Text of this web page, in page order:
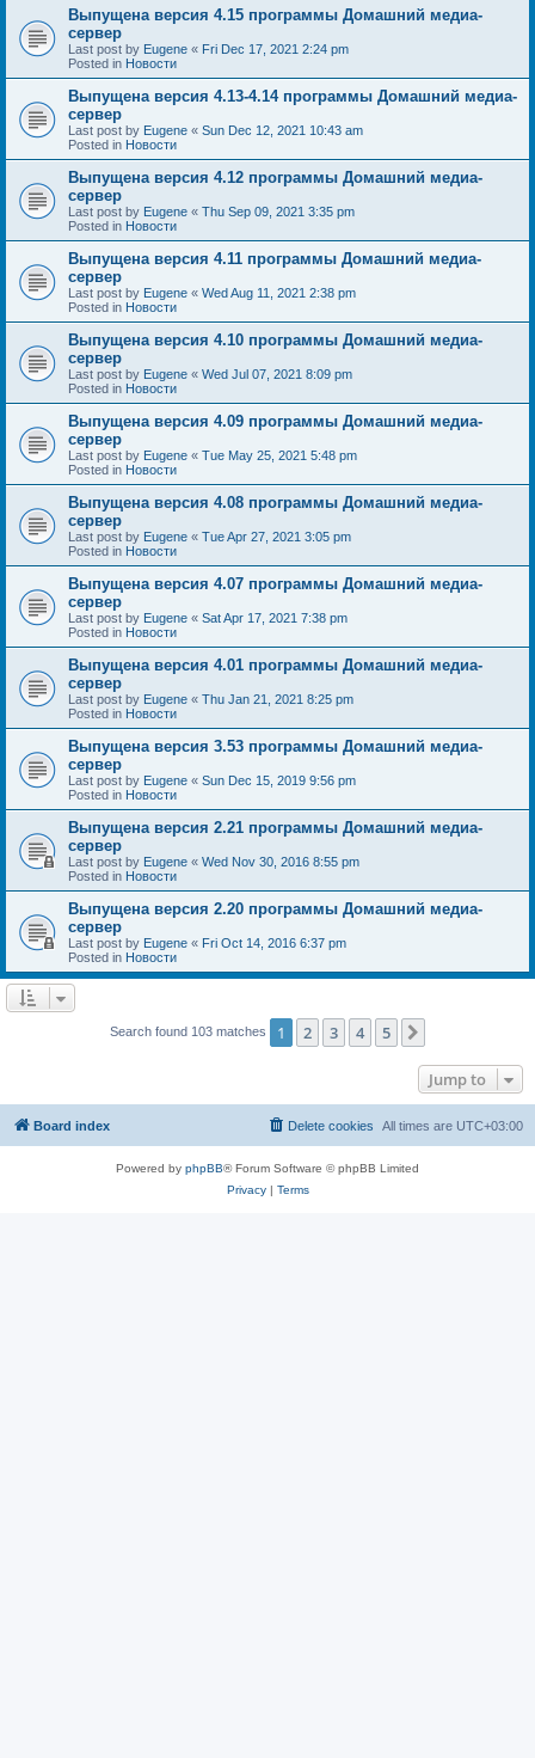
Выпущена версия 4.15 программы Домашний медиа-
сервер
Last post by Eugene « Fri Dec 17, 2021 2:24 pm
Posted in Новости
Выпущена версия 4.13-4.14 программы Домашний медиа-
сервер
Last post by Eugene « Sun Dec 12, 2021 10:43 am
Posted in Новости
Выпущена версия 4.12 программы Домашний медиа-
сервер
Last post by Eugene « Thu Sep 09, 2021 3:35 pm
Posted in Новости
Выпущена версия 4.11 программы Домашний медиа-
сервер
Last post by Eugene « Wed Aug 11, 2021 2:38 pm
Posted in Новости
Выпущена версия 4.10 программы Домашний медиа-
сервер
Last post by Eugene « Wed Jul 07, 2021 8:09 pm
Posted in Новости
Выпущена версия 4.09 программы Домашний медиа-
сервер
Last post by Eugene « Tue May 25, 2021 5:48 pm
Posted in Новости
Выпущена версия 4.08 программы Домашний медиа-
сервер
Last post by Eugene « Tue Apr 27, 2021 3:05 pm
Posted in Новости
Выпущена версия 4.07 программы Домашний медиа-
сервер
Last post by Eugene « Sat Apr 17, 2021 7:38 pm
Posted in Новости
Выпущена версия 4.01 программы Домашний медиа-
сервер
Last post by Eugene « Thu Jan 21, 2021 8:25 pm
Posted in Новости
Выпущена версия 3.53 программы Домашний медиа-
сервер
Last post by Eugene « Sun Dec 15, 2019 9:56 pm
Posted in Новости
Выпущена версия 2.21 программы Домашний медиа-
сервер
Last post by Eugene « Wed Nov 30, 2016 8:55 pm
Posted in Новости
Выпущена версия 2.20 программы Домашний медиа-
сервер
Last post by Eugene « Fri Oct 14, 2016 6:37 pm
Posted in Новости
Search found 103 matches 1 2 3 4 5
Jump to
Board index All times are UTC+03:00
Delete cookies
Powered by phpBB® Forum Software © phpBB Limited
Privacy| Terms